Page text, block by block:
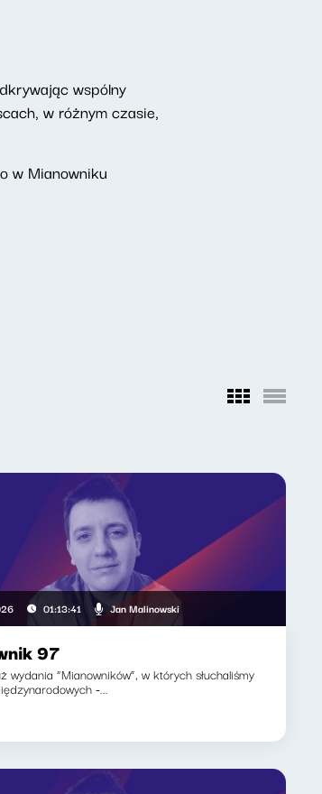
wspólny
w różnym czasie,
w Mianowniku
01:13:41 Jan Malinowski
97
wydania “Mianowników”, w których słuchaliśmy
-...